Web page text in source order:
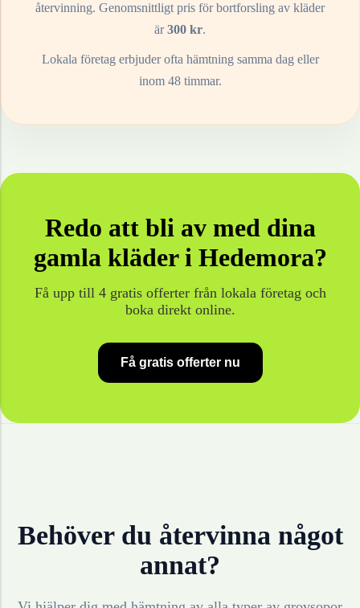
återvinning. Genomsnittligt pris för bortforsling av kläder
är300 kr.
Lokala företag erbjuder ofta hämtning samma dag eller
inom 48 timmar.
Redo att bli av med dina
gamla kläderi Hedemora?
Få upp till 4 gratis offerter från lokala företag och
boka direkt online.
Få gratis offerter nu
Behöver du återvinna något
annat?